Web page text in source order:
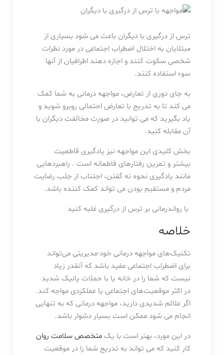
ترس از درگیری با دیگران باعث می شود بسیاری از
مبتلایان به اختلال اضطراب اجتماعی در مورد نظرات
شخصی سکوت کنند و اجازه دهند اطرافیان از آنها
سوء استفاده کنند.
به جای دوری از تعارض، مواجهه درمانی به شما کمک
می کند تا به تدریج با تعارض احتمالی روبرو شوید و
یاد بگیرید که می توانید در صورت مخالفت دیگران با
آن مقابله کنید.
بخش کلیدی این مواجهه نیز یادگیری قاطعیت
بیشتر و تمرین رفتارهای قاطعانه است . راهبردهایی
مانند یادگیری نحوه نه گفتن، اجتناب از جلب رضایت
مردم و مستقیم بودن می تواند کمک کننده باشد.
با رواندرمانی بر ترس از درگیری غلبه کنید
خلاصه
تکنیک‌های مواجهه درمانی خود-مدیریتی می‌تواند
برای اضطراب اجتماعی مفید باشد که آنقدر زیاد
نیست که شما را در خانه یا با حملات پانیک شدید
در اکثر موقعیت‌های اجتماعی یا عملکردی مواجه کند.
اگر علائم شدیدی دارید، مواجهه درمانی که به تنهایی
انجام می شود ممکن است بسیار دشوار باشد.‌
در این مورد، بهتر است با یک متخصص سلامت روان
کار کنید که می تواند به تدریج شما را در موقعیت